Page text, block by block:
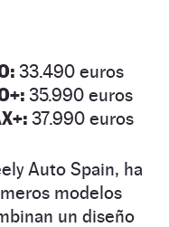
33.490 euros
35.990 euros
37.990 euros
Auto Spain, ha
modelos
un diseño